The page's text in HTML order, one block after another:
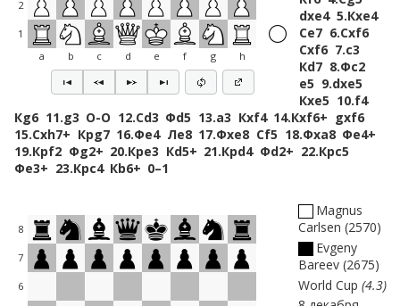
2
1
a
b c d e f g h
dxe4 5.Кxe4
Сe7 6.Сxf6
Сxf6 7.c3
Кd7 8.Фc2
e5 9.dxe5
Кxe5 10.f4
Кg6 11.g3 O-O 12.Сd3 Фd5 13.a3 Кxf4 14.Кxf6+ gxf6
15.Сxh7+ Крg7 16.Фe4 Лe8 17.Фxe8 Сf5 18.Фxa8 Фe4+
19.Крf2 Фg2+ 20.Крe3 Кd5+ 21.Крd4 Фd2+ 22.Крc5
Фe3+ 23.Крc4 Кb6+ 0–1
8
7
6
Magnus
Carlsen 2570
Evgeny
Bareev 2675
World Cup 4.3